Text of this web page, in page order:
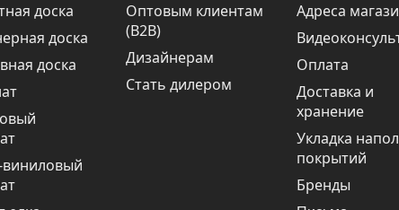
доска
доска
доска
Оптовым клиентам
(В2В)
Дизайнерам
Стать дилером
Адреса
Оплата
Доставка и
хранение
Укладка
покрытий
Бренды